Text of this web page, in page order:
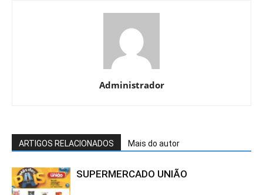
Administrador
ARTIGOS RELACIONADOS Mais do autor
SUPERMERCADO UNIÃO